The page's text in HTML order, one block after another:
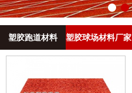
塑胶跑道材料 塑胶球场材料厂家